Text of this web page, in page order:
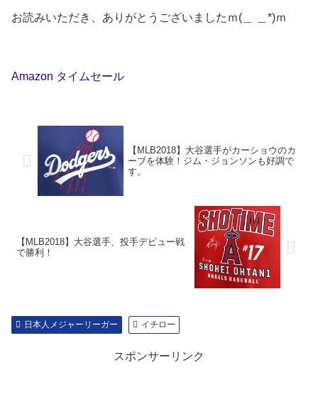
お読みいただき、ありがとうございましたｍ(＿ ＿*)ｍ
Amazon タイムセール
【MLB2018】大谷選手がカーショウのカ
ーブを体験！ジム・ジョンソンも好調で
す。
【MLB2018】大谷選手、投手デビュー戦
で勝利！
日本人メジャーリーガー イチロー
スポンサーリンク